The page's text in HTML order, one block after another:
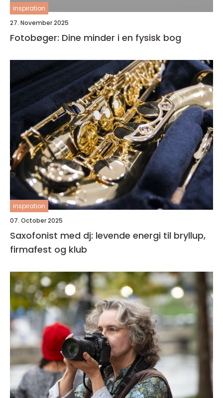
inspiration
27. November 2025
Fotobøger: Dine minder i en fysisk bog
inspiration
07. October 2025
Saxofonist med dj: levende energi til bryllup,
firmafest og klub